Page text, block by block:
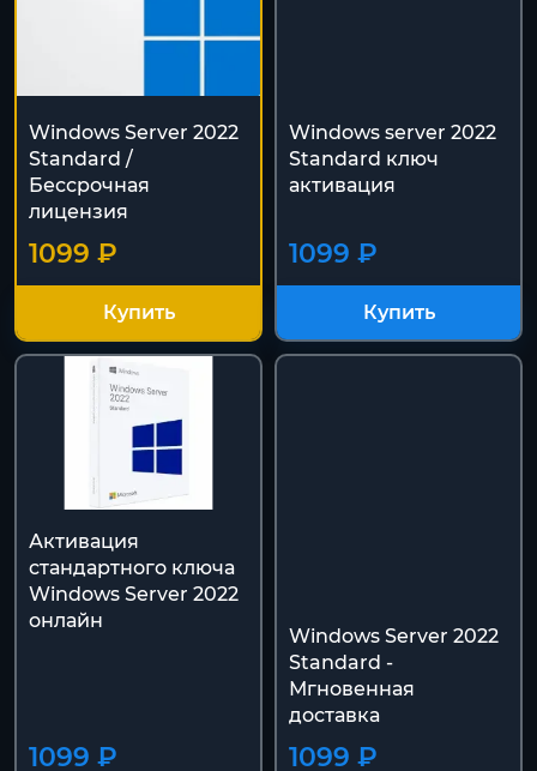
Windows Server 2022
Standard /
Бессрочная
лицензия
1099 ₽
Купить
Windows server 2022
Standard ключ
активация
1099 ₽
Купить
Активация
стандартного ключа
Windows Server 2022
онлайн
1099 ₽
Windows Server 2022
Standard -
Мгновенная
доставка
1099 ₽